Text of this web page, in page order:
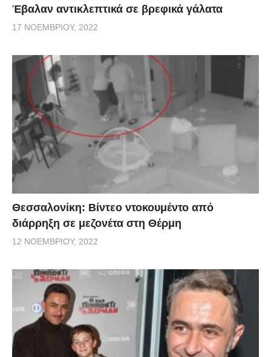
Έβαλαν αντικλεπτικά σε βρεφικά γάλατα
17 ΝΟΕΜΒΡΊΟΥ, 2022
Θεσσαλονίκη: Βίντεο ντοκουμέντο από
διάρρηξη σε μεζονέτα στη Θέρμη
12 ΝΟΕΜΒΡΊΟΥ, 2022